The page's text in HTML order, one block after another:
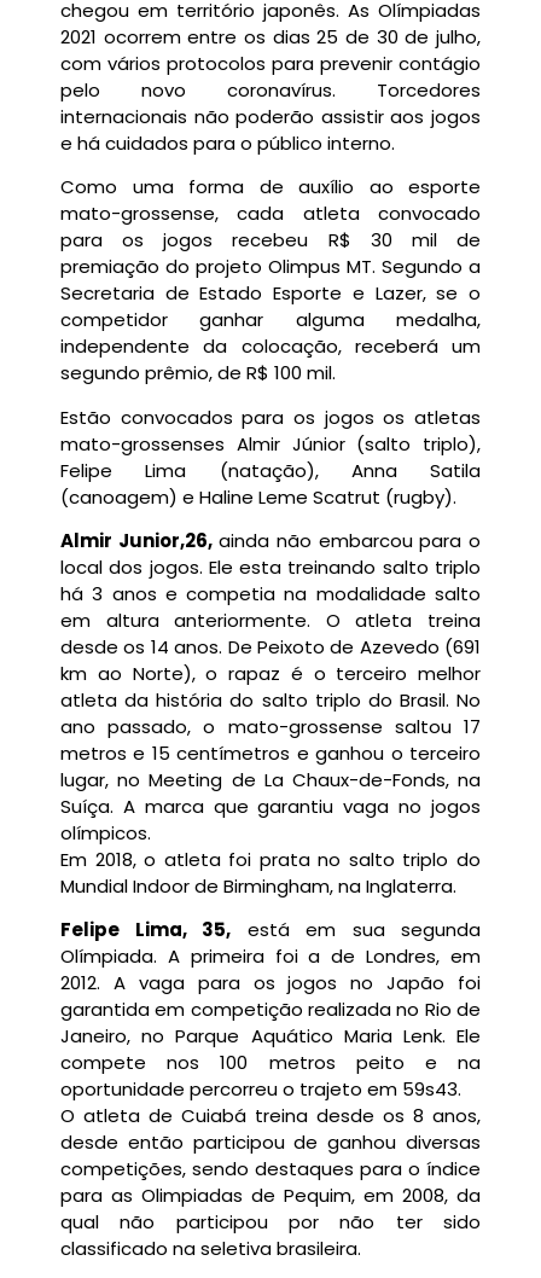
chegou em território japonês. As Olímpiadas
2021 ocorrem entre os dias 25 de 30 de julho,
com vários protocolos para prevenir contágio
pelo novo coronavírus. Torcedores
internacionais não poderão assistir aos jogos
e há cuidados para o público interno.
Como uma forma de auxílio ao esporte
mato-grossense, cada atleta convocado
para os jogos recebeu R$ 30 mil de
premiação do projeto Olimpus MT. Segundo a
Secretaria de Estado Esporte e Lazer, se o
competidor ganhar alguma medalha,
independente da colocação, receberá um
segundo prêmio, de R$ 100 mil.
Estão convocados para os jogos os atletas
mato-grossenses Almir Júnior (salto triplo),
Felipe Lima (natação), Anna Satila
(canoagem) e Haline Leme Scatrut (rugby).
Almir Junior,26,ainda não embarcou para o
local dos jogos. Ele esta treinando salto triplo
há 3 anos e competia na modalidade salto
em altura anteriormente. O atleta treina
desde os 14 anos. De Peixoto de Azevedo (691
km ao Norte), o rapaz é o terceiro melhor
atleta da história do salto triplo do Brasil. No
ano passado, o mato-grossense saltou 17
metros e 15 centímetros e ganhou o terceiro
lugar, no Meeting de La Chaux-de-Fonds, na
Suíça. A marca que garantiu vaga no jogos
olímpicos.
Em 2018, o atleta foi prata no salto triplo do
Mundial Indoor de Birmingham, na Inglaterra.
Felipe Lima, 35, está em sua segunda
Olímpiada. A primeira foi a de Londres, em
2012. A vaga para os jogos no Japão foi
garantida em competição realizada no Rio de
Janeiro, no Parque Aquático Maria Lenk. Ele
compete nos 100 metros peito e na
oportunidade percorreu o trajeto em 59s43.
O atleta de Cuiabá treina desde os 8 anos,
desde então participou de ganhou diversas
competições, sendo destaques para o índice
para as Olimpiadas de Pequim, em 2008, da
qual não participou por não ter sido
classificado na seletiva brasileira.